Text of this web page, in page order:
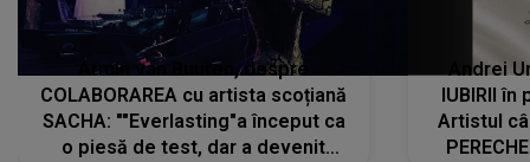
păstrăm doar pentru noi prea mult
timp"